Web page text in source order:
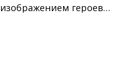
изображением героев